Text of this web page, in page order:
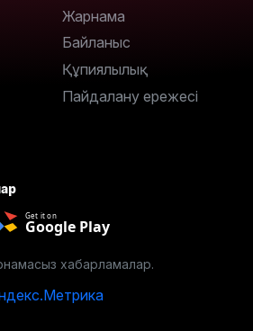
Жарнама
Байланыс
Құпиялылық
Пайдалану ережесі
Get it on
Google Play
хабарламалар.